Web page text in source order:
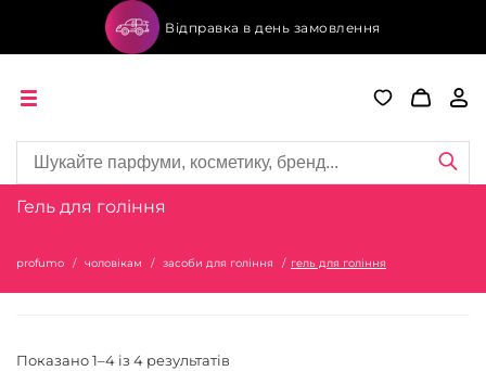
Відправка в день замовлення
Гель для гоління
profumo чоловікам засоби для гоління гель для гоління
Показано 1–4 із 4 результатів